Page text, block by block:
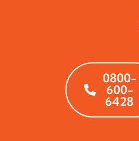
0800-
600-
6428